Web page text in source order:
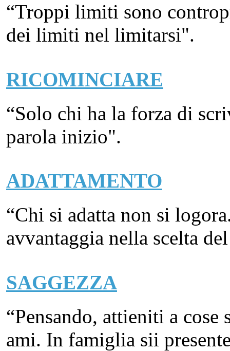
“Troppi limiti sono
dei limiti nel limitarsi".
RICOMINCIARE
“Solo chi ha la forza di
parola inizio".
ADATTAMENTO
“Chi si adatta non si
avvantaggia nella scelta
SAGGEZZA
“Pensando, attieniti a
ami. In famiglia sii